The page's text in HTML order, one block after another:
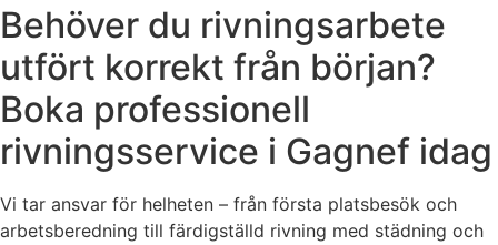
Behöver du rivningsarbete
utfört korrekt från början?
Boka professionell
rivningsservice i Gagnef idag
Vi tar ansvar för helheten – från första platsbesök och
arbetsberedning till färdigställd rivning med städning och